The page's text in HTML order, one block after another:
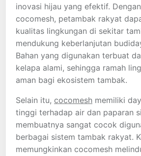
inovasi hijau yang efektif.
cocomesh, petambak rakyat
kualitas lingkungan di sekitar
mendukung keberlanjutan
Bahan yang digunakan terbuat
kelapa alami, sehingga ramah
aman bagi ekosistem tambak.
Selain itu, cocomesh memiliki
tinggi terhadap air dan paparan
membuatnya sangat cocok
berbagai sistem tambak rakyat.
memungkinkan cocomesh